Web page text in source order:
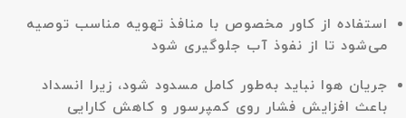
استفاده از کاور مخصوص با منافذ تهویه مناسب توصیه
می‌شود تا از نفوذ آب جلوگیری شود
جریان هوا نباید به‌طور کامل مسدود شود، زیرا انسداد
باعث افزایش فشار روی کمپرسور و کاهش کارایی